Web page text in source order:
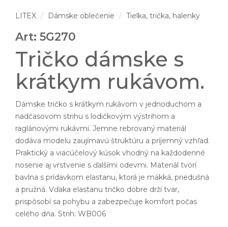
LITEX Dámske oblečenie Tielka, trička, halenky
Art: 5G270
Tričko dámske s
krátkym rukávom.
Dámske tričko s krátkym rukávom v jednoduchom a
nadčasovom strihu s lodičkovým výstrihom a
raglánovými rukávmi. Jemne rebrovaný materiál
dodáva modelu zaujímavú štruktúru a príjemný vzhľad.
Praktický a viacúčelový kúsok vhodný na každodenné
nosenie aj vrstvenie s ďalšími odevmi. Materiál tvorí
bavlna s prídavkom elastanu, ktorá je mäkká, priedušná
a pružná. Vďaka elastanu tričko dobre drží tvar,
prispôsobí sa pohybu a zabezpečuje komfort počas
celého dňa. Strih: WB006